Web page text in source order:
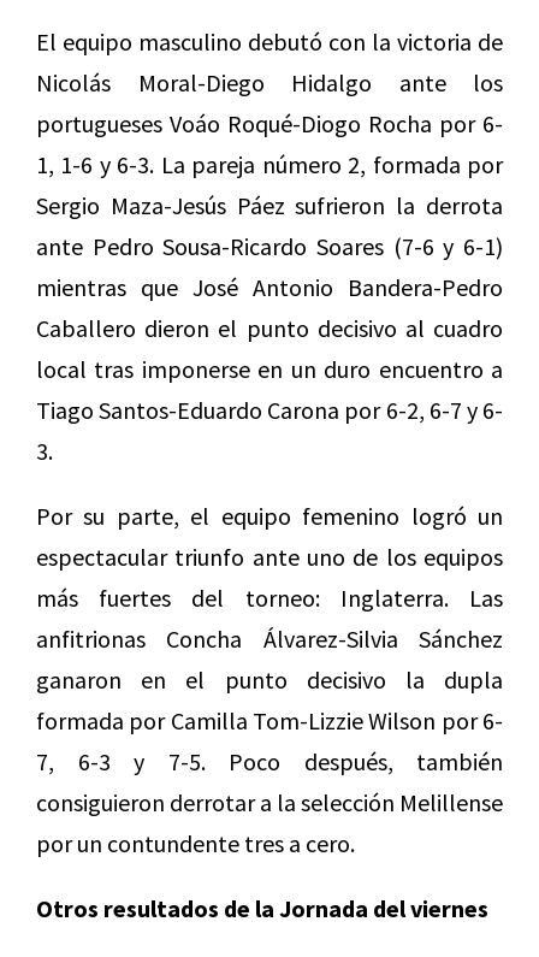
El equipo masculino debutó con la victoria de
Nicolás Moral-Diego Hidalgo ante los
portugueses Voáo Roqué-Diogo Rocha por 6-
1, 1-6 y 6-3. La pareja número 2, formada por
Sergio Maza-Jesús Páez sufrieron la derrota
ante Pedro Sousa-Ricardo Soares (7-6 y 6-1)
mientras que José Antonio Bandera-Pedro
Caballero dieron el punto decisivo al cuadro
local tras imponerse en un duro encuentro a
Tiago Santos-Eduardo Carona por 6-2, 6-7 y 6-
3.
Por su parte, el equipo femenino logró un
espectacular triunfo ante uno de los equipos
más fuertes del torneo: Inglaterra. Las
anfitrionas Concha Álvarez-Silvia Sánchez
ganaron en el punto decisivo la dupla
formada por Camilla Tom-Lizzie Wilson por 6-
7, 6-3 y 7-5. Poco después, también
consiguieron derrotar a la selección Melillense
por un contundente tres a cero.
Otros resultados de la Jornada del viernes